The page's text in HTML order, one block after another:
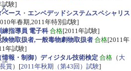
試験]
ベース ・ エンベデッドシステムスペシャリス
年春期,2011年特別試験]
練指導員 電子科合格[2011年試験]
険物取扱者,一般毒物劇物取扱者 合格[2011年
年試験]
情報・制御）ディジタル技術検定 合格 （ 大
賞）[2011年秋期（第43回）試験]